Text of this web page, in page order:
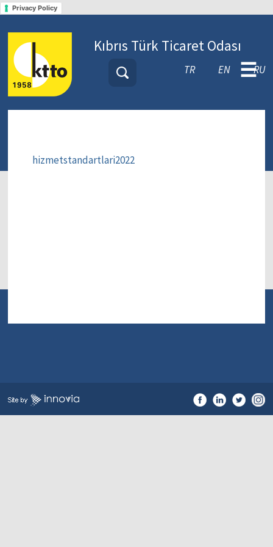
Privacy Policy
Kıbrıs Türk Ticaret Odası
TR EN RU
☰
hizmetstandartlari2022